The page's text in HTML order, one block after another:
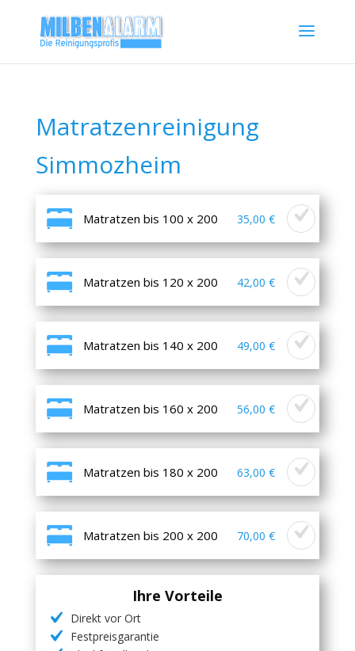
Matratzenreinigung
Simmozheim
Matratzen bis 100 x 200 35,00 €
Matratzen bis 120 x 200 42,00 €
Matratzen bis 140 x 200 49,00 €
Matratzen bis 160 x 200 56,00 €
Matratzen bis 180 x 200 63,00 €
Matratzen bis 200 x 200 70,00 €
Ihre Vorteile
Direkt vor Ort
Festpreisgarantie